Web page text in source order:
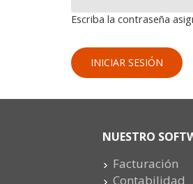
Escriba la contraseña
NUESTRO
Facturación
Contabilidad